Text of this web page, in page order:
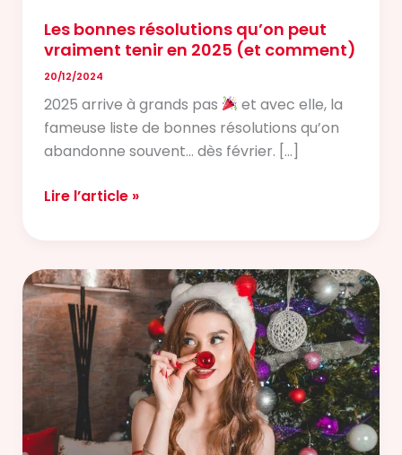
Les bonnes résolutions qu’on peut
vraiment tenir en 2025 (et comment)
20/12/2024
2025 arrive à grands pas
et avec elle, la
fameuse liste de bonnes résolutions qu’on
abandonne souvent… dès février. […]
Lire l’article »
Les
10
calendriers
de
l’Avent
beauté
2024
les